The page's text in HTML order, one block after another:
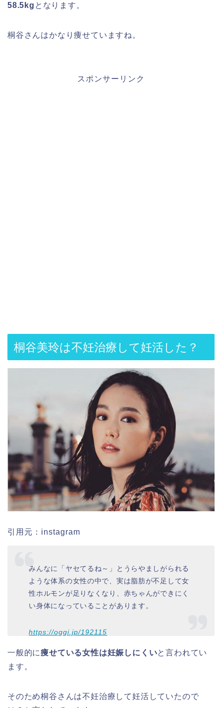
58.5kg となります。
桐谷さんはかなり痩せていますね。
スポンサーリンク
桐谷美玲は不妊治療して妊活した？
引用元：instagram
みんなに「ヤセてるね～」とうらやましがられる
ような体系の女性の中で、実は脂肪が不足して女
性ホルモンが足りなくなり、赤ちゃんができにく
い身体になっていることがあります。
https://oggi.jp/192115
一般的に痩せている女性は妊娠しにくいと言われてい
ます。
そのため桐谷さんは不妊治療して妊活していたので